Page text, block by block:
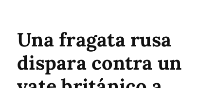
Una fragata rusa
dispara contra un